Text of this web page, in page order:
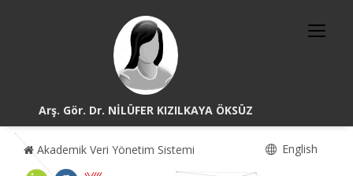
Arş. Gör. Dr. NİLÜFER KIZILKAYA ÖKSÜZ
Akademik Veri Yönetim Sistemi English